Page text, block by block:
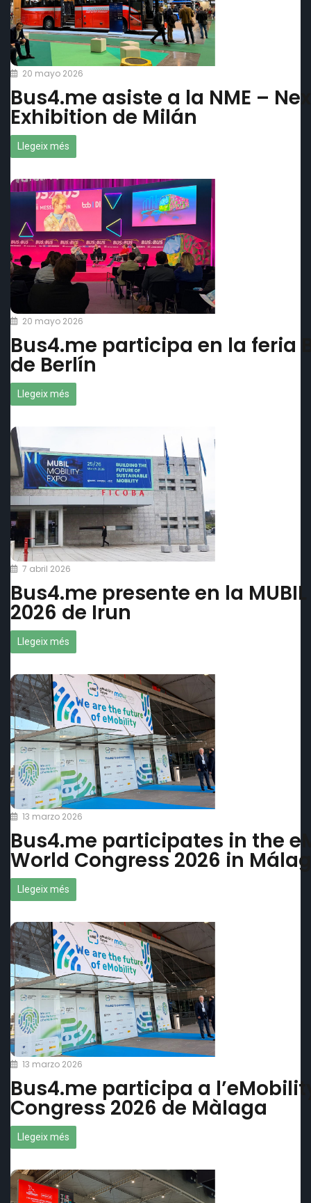
20 mayo 2026
Bus4.me asiste a la NME –
Exhibition de Milán
Llegeix més
20 mayo 2026
Bus4.me participa en la feria
de Berlín
Llegeix més
7 abril 2026
Bus4.me presente en la
2026 de Irun
Llegeix més
13 marzo 2026
Bus4.me participates in the
World Congress 2026 in
Llegeix més
13 marzo 2026
Bus4.me participa a
Congress 2026 de Màlaga
Llegeix més